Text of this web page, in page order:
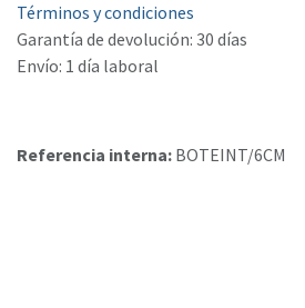
Términos y condiciones
Garantía de devolución: 30 días
Envío: 1 día laboral
Referencia interna: BOTEINT/6CM